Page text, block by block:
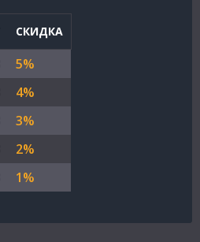
СКИДКА
5%
4%
3%
2%
1%